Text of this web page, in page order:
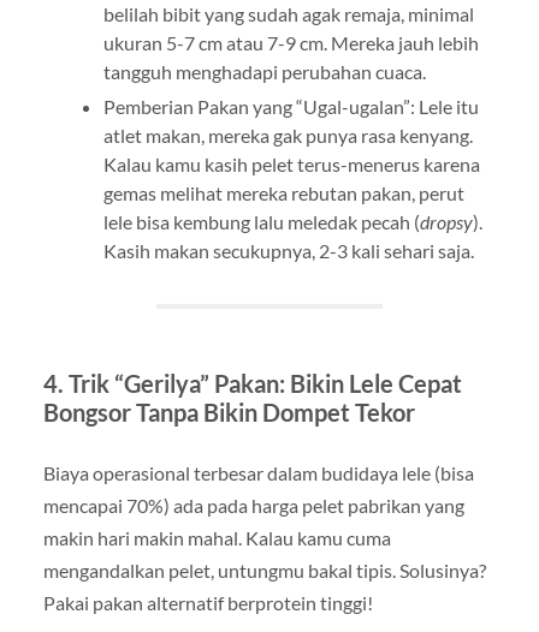
belilah bibit yang sudah agak remaja, minimal
ukuran 5-7 cm atau 7-9 cm. Mereka jauh lebih
tangguh menghadapi perubahan cuaca.
Pemberian Pakan yang “Ugal-ugalan”: Lele itu
atlet makan, mereka gak punya rasa kenyang.
Kalau kamu kasih pelet terus-menerus karena
gemas melihat mereka rebutan pakan, perut
lele bisa kembung lalu meledak pecah (dropsy).
Kasih makan secukupnya, 2-3 kali sehari saja.
4. Trik “Gerilya” Pakan: Bikin Lele Cepat
Bongsor Tanpa Bikin Dompet Tekor
Biaya operasional terbesar dalam budidaya lele (bisa
mencapai 70%) ada pada harga pelet pabrikan yang
makin hari makin mahal. Kalau kamu cuma
mengandalkan pelet, untungmu bakal tipis. Solusinya?
Pakai pakan alternatif berprotein tinggi!